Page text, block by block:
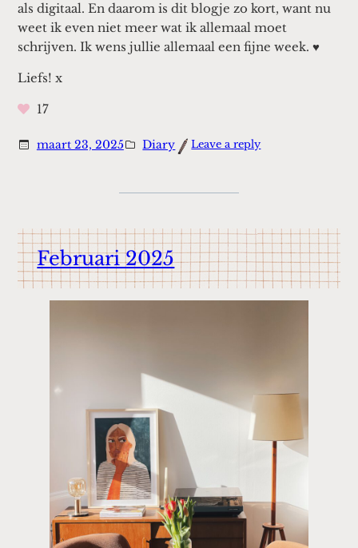
als digitaal. En daarom is dit blogje zo kort, want nu
weet ik even niet meer wat ik allemaal moet
schrijven. Ik wens jullie allemaal een fijne week. ♥
Liefs! x
17
maart 23, 2025 Diary Leave a reply:
Februari 2025